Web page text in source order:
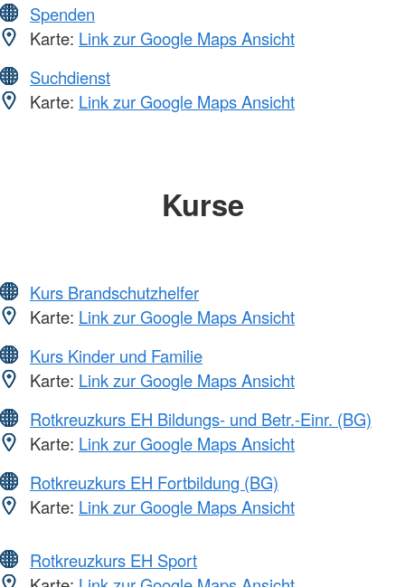
Spenden
Karte: Link zur Google Maps Ansicht
Suchdienst
Karte: Link zur Google Maps Ansicht
Kurse
Kurs Brandschutzhelfer
Karte: Link zur Google Maps Ansicht
Kurs Kinder und Familie
Karte: Link zur Google Maps Ansicht
Rotkreuzkurs EH Bildungs- und Betr.-Einr. (BG)
Karte: Link zur Google Maps Ansicht
Rotkreuzkurs EH Fortbildung (BG)
Karte: Link zur Google Maps Ansicht
Rotkreuzkurs EH Sport